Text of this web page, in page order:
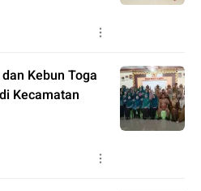
Kebun Toga
Kecamatan